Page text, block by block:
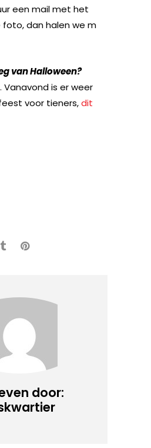
een mail met het
dan halen we m
van Halloween?
Vanavond is er weer
voor tieners,dit
door: